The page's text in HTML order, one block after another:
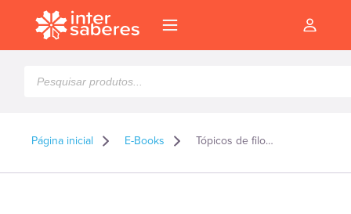
produtos
Página inicial E-Books Tópicos de filosofia moderna – E-book